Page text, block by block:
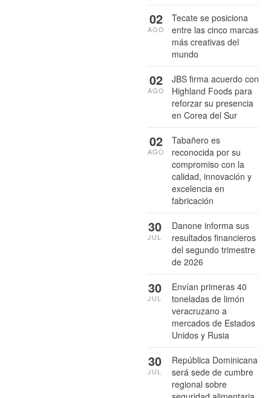
Tecate se posiciona
entre las cinco marcas
más creativas del
mundo
02
AGO
JBS firma acuerdo con
Highland Foods para
reforzar su presencia
en Corea del Sur
02
AGO
Tabañero es
reconocida por su
compromiso con la
calidad, innovación y
excelencia en
fabricación
02
AGO
Danone informa sus
resultados financieros
del segundo trimestre
de 2026
30
JUL
Envían primeras 40
toneladas de limón
veracruzano a
mercados de Estados
Unidos y Rusia
30
JUL
República Dominicana
será sede de cumbre
regional sobre
30
JUL